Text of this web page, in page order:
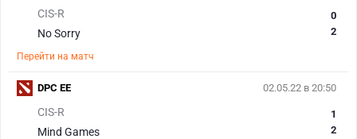
CIS-R
No Sorry
0
2
Перейти на матч
02.05.22 в 20:50
CIS-R
Mind Games
1
2
DPC EE